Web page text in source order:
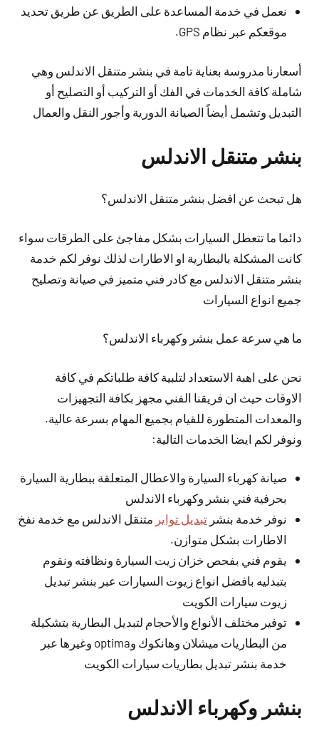
نعمل في خدمة المساعدة على الطريق عن طريق تحديد
موقعكم عبر نظام GPS.
أسعارنا مدروسة بعناية تامة في بنشر متنقل الاندلس وهي
شاملة كافة الخدمات في الفك أو التركيب أو التصليح أو
التبديل وتشمل أيضاً الصيانة الدورية وأجور النقل والعمال
بنشر متنقل الاندلس
هل تبحث عن افضل بنشر متنقل الاندلس؟
دائما ما تتعطل السيارات بشكل مفاجئ على الطرقات سواء
كانت المشكلة بالبطارية او الاطارات لذلك نوفر لكم خدمة
بنشر متنقل الاندلس مع كادر فني متميز في صيانة وتصليح
جميع انواع السيارات
ما هي سرعة عمل بنشر وكهرباء الاندلس؟
نحن على اهبة الاستعداد لتلبية كافة طلباتكم في كافة
الاوقات حيث ان فريقنا الفني مجهز بكافة التجهيزات
والمعدات المتطورة للقيام بجميع المهام بسرعة عالية.
ونوفر لكم ايضا الخدمات التالية:
صيانة كهرباء السيارة والاعطال المتعلقة ببطارية السيارة
بحرفية فني بنشر وكهرباء الاندلس
نوفر خدمة بنشرتبديل تواير متنقل الاندلس مع خدمة نفخ
الاطارات بشكل متوازن.
يقوم فني بفحص خزان زيت السيارة ونظافته ونقوم
بتبدليه بافضل انواع زيوت السيارات عبر بنشر تبديل
زيوت سيارات الكويت
توفير مختلف الأنواع والأحجام لتبديل البطارية بتشكيلة
من البطاريات ميشلان وهانكوك وoptima وغيرها عبر
خدمة بنشر تبديل بطاريات سيارات الكويت
بنشر وكهرباء الاندلس